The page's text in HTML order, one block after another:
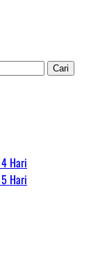
Hari
Hari